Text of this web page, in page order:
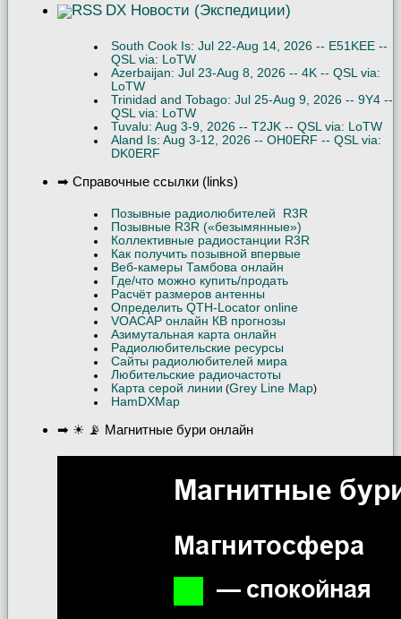
DX Новости (Экспедиции)
South Cook Is: Jul 22-Aug 14, 2026 -- E51KEE --
QSL via: LoTW
Azerbaijan: Jul 23-Aug 8, 2026 -- 4K -- QSL via:
LoTW
Trinidad and Tobago: Jul 25-Aug 9, 2026 -- 9Y4 --
QSL via: LoTW
Tuvalu: Aug 3-9, 2026 -- T2JK -- QSL via: LoTW
Aland Is: Aug 3-12, 2026 -- OH0ERF -- QSL via:
DK0ERF
➡ Справочные ссылки (links)
Позывные радиолюбителей R3R
Позывные R3R («безымянные»)
Коллективные радиостанции R3R
Как получить позывной впервые
Веб-камеры Тамбова онлайн
Где/что можно купить/продать
Расчёт размеров антенны
Определить QTH-Locator online
VOACAP онлайн КВ прогнозы
Азимутальная карта онлайн
Радиолюбительские ресурсы
Сайты радиолюбителей мира
Любительские радиочастоты
Карта серой линии (Grey Line Map)
HamDXMap
➡ ☀ 📡 Магнитные бури онлайн